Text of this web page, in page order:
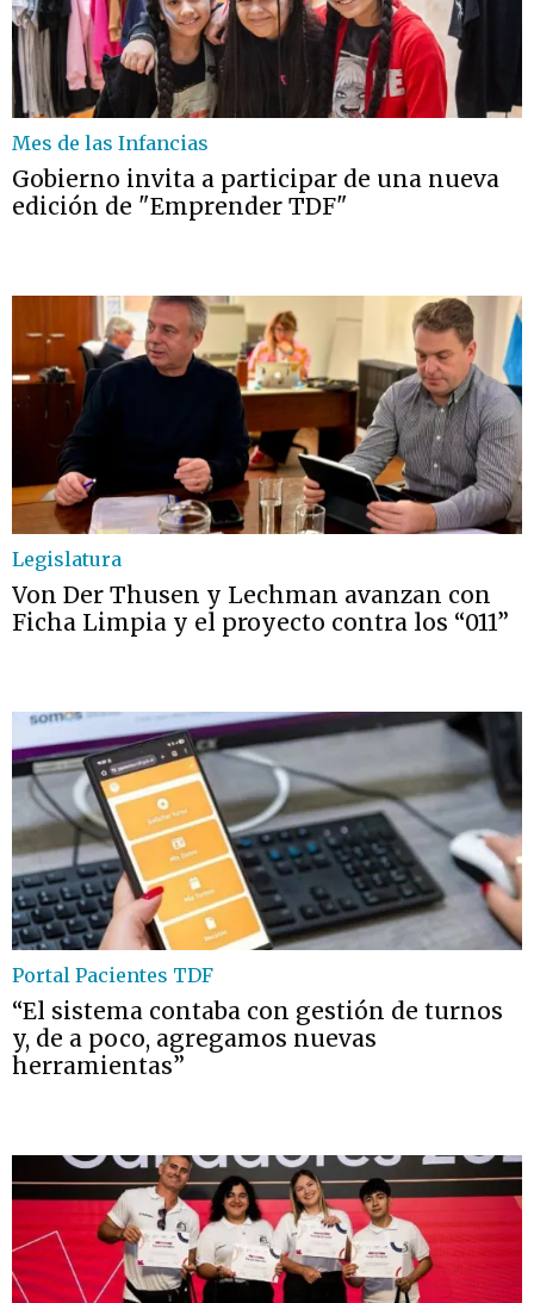
Mes de las Infancias
Gobierno invita a participar de una nueva
edición de "Emprender TDF"
Legislatura
Von Der Thusen y Lechman avanzan con
Ficha Limpia y el proyecto contra los “011”
Portal Pacientes TDF
“El sistema contaba con gestión de turnos
y, de a poco, agregamos nuevas
herramientas”